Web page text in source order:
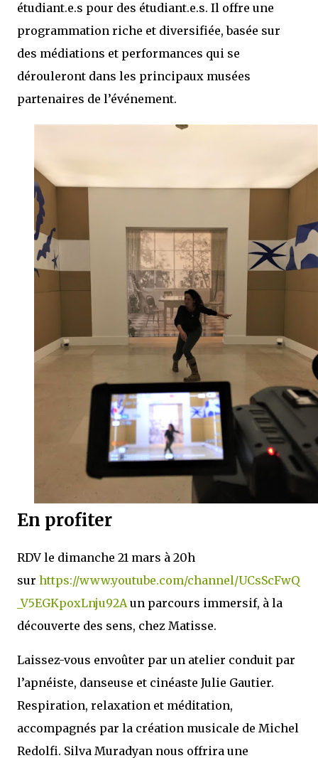
étudiant.e.s pour des étudiant.e.s. Il offre une
programmation riche et diversifiée, basée sur
des médiations et performances qui se
dérouleront dans les principaux musées
partenaires de l’événement.
En profiter
RDV le dimanche 21 mars à 20h
sur https://www.youtube.com/channel/UCsScFwQ
_V5EGKpoxLnju92Aun parcours immersif, à la
découverte des sens, chez Matisse.
Laissez-vous envoûter par un atelier conduit par
l’apnéiste, danseuse et cinéaste Julie Gautier.
Respiration, relaxation et méditation,
accompagnés par la création musicale de Michel
Redolfi. Silva Muradyan nous offrira une